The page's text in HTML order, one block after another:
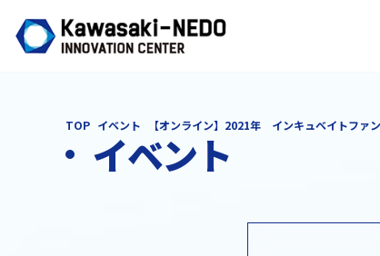
TOP イベント 【オンライン】2021年 インキュベイトフ
イベント